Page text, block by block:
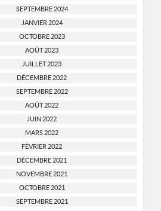
SEPTEMBRE 2024
JANVIER 2024
OCTOBRE 2023
AOÛT 2023
JUILLET 2023
DÉCEMBRE 2022
SEPTEMBRE 2022
AOÛT 2022
JUIN 2022
MARS 2022
FÉVRIER 2022
DÉCEMBRE 2021
NOVEMBRE 2021
OCTOBRE 2021
SEPTEMBRE 2021